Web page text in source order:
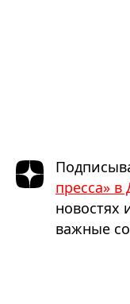
пресса» в
новостях
важные